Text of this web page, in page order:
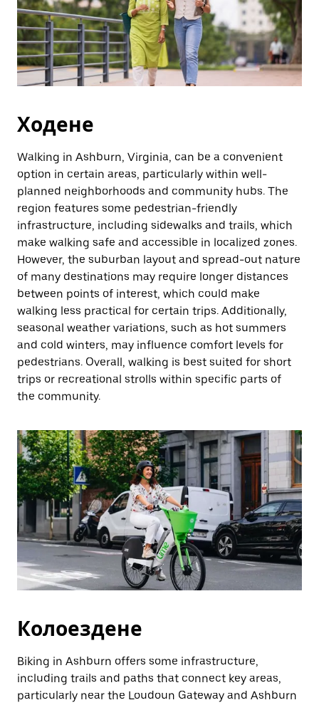
Ходене
Walking in Ashburn, Virginia, can be a convenient
option in certain areas, particularly within well-
planned neighborhoods and community hubs. The
region features some pedestrian-friendly
infrastructure, including sidewalks and trails, which
make walking safe and accessible in localized zones.
However, the suburban layout and spread-out nature
of many destinations may require longer distances
between points of interest, which could make
walking less practical for certain trips. Additionally,
seasonal weather variations, such as hot summers
and cold winters, may influence comfort levels for
pedestrians. Overall, walking is best suited for short
trips or recreational strolls within specific parts of
the community.
Колоездене
Biking in Ashburn offers some infrastructure,
including trails and paths that connect key areas,
particularly near the Loudoun Gateway and Ashburn